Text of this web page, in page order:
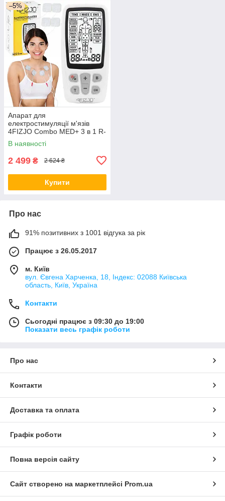
–5%
Апарат для
електростимуляції м'язів
4FIZJO Combo MED+ 3 в 1 R-
C4B
В наявності
2 499 ₴ 2 624 ₴
Купити
Про нас
91% позитивних з 1001 відгука за рік
Працює з 26.05.2017
м. Київ
вул. Євгена Харченка, 18, Індекс: 02088 Київська
область, Київ, Україна
Контакти
Сьогодні працює з 09:30 до 19:00
Показати весь графік роботи
Про нас
Контакти
Доставка та оплата
Графік роботи
Повна версія сайту
Сайт створено на маркетплейсі Prom.ua